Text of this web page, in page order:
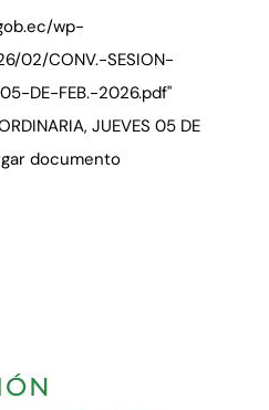
wp-
02/CONV.-SESION-
DE-FEB.-2026.pdf"
JUEVES 05 DE
documento